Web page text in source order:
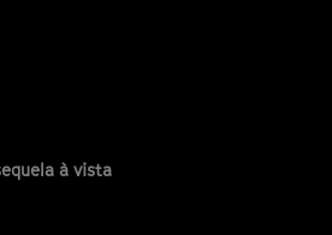
à vista